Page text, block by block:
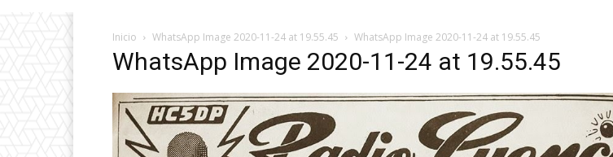
Inicio WhatsApp Image 2020-11-24 at 19.55.45 WhatsApp Image 2020-11-24 at 19.55.45
WhatsApp Image 2020-11-24 at 19.55.45